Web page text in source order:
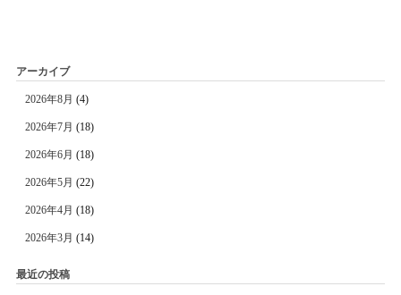
アーカイブ
2026年8月 (4)
2026年7月 (18)
2026年6月 (18)
2026年5月 (22)
2026年4月 (18)
2026年3月 (14)
最近の投稿